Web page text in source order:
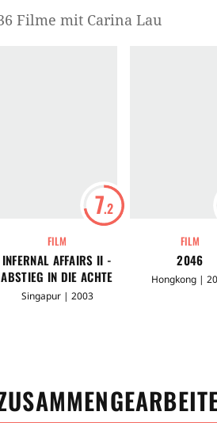
Filme mit Carina Lau
7.2
FILM
INFERNAL AFFAIRS II -
ABSTIEG IN DIE ACHTE
HÖLLE
Singapur | 2003
FILM
2046
Hongkong |